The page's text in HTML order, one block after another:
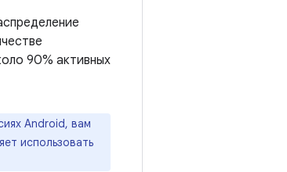
90% активных
Android, вам
использовать